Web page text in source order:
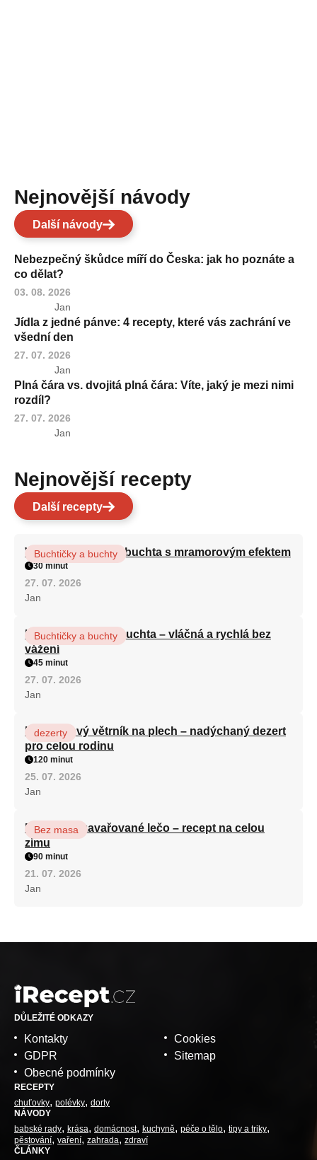
Nejnovější návody
Další návody
Nebezpečný škůdce míří do Česka: jak ho poznáte a
co dělat?
03. 08. 2026
Jan
Jídla z jedné pánve: 4 recepty, které vás zachrání ve
všední den
27. 07. 2026
Jan
Plná čára vs. dvojitá plná čára: Víte, jaký je mezi nimi
rozdíl?
27. 07. 2026
Jan
Nejnovější recepty
Další recepty
Vláčná olejová litá buchta s mramorovým efektem
Buchtičky a buchty
30 minut
27. 07. 2026
Jan
Hrnková maková buchta – vláčná a rychlá bez
vážení
Buchtičky a buchty
45 minut
27. 07. 2026
Jan
Karamelový větrník na plech – nadýchaný dezert
pro celou rodinu
dezerty
120 minut
25. 07. 2026
Jan
Babiččino zavařované lečo – recept na celou
zimu
Bez masa
90 minut
21. 07. 2026
Jan
DŮLEŽITÉ ODKAZY
Kontakty
GDPR
Obecné podmínky
Cookies
Sitemap
RECEPTY
chuťovky polévky dorty
NÁVODY
babské rady krása domácnost kuchyně péče o tělo tipy a triky
pěstování vaření zahrada
zdraví
ČLÁNKY